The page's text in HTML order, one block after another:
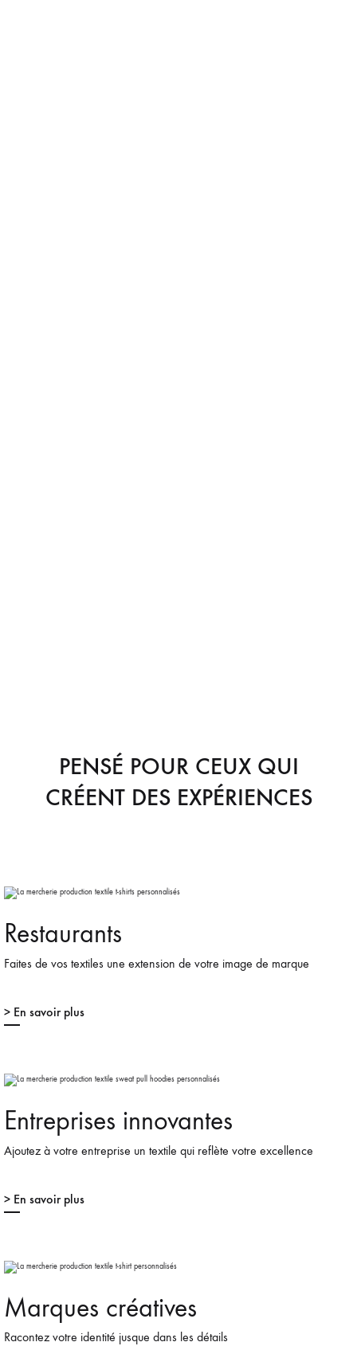
PENSÉ POUR CEUX QUI
CRÉENT DES EXPÉRIENCES
Restaurants
Faites de vos textiles une extension de votre image de marque
> En savoir plus
Entreprises innovantes
Ajoutez à votre entreprise un textile qui reflète votre excellence
> En savoir plus
Marques créatives
Racontez votre identité jusque dans les détails